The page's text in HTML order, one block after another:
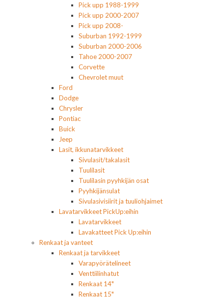
Pick upp 1988-1999
Pick upp 2000-2007
Pick upp 2008-
Suburban 1992-1999
Suburban 2000-2006
Tahoe 2000-2007
Corvette
Chevrolet muut
Ford
Dodge
Chrysler
Pontiac
Buick
Jeep
Lasit, ikkunatarvikkeet
Sivulasit/takalasit
Tuulilasit
Tuulilasin pyyhkijän osat
Pyyhkijänsulat
Sivulasivisiirit ja tuuliohjaimet
Lavatarvikkeet PickUp:eihin
Lavatarvikkeet
Lavakatteet Pick Up:eihin
Renkaat ja vanteet
Renkaat ja tarvikkeet
Varapyörätelineet
Venttiilinhatut
Renkaat 14"
Renkaat 15"